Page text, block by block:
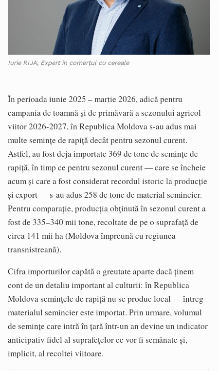
Iurie RIJA, Expert în comerțul cu cereale
În perioada iunie 2025 – martie 2026, adică pentru
campania de toamnă și de primăvară a sezonului agricol
viitor 2026-2027, în Republica Moldova s-au adus mai
multe semințe de rapiță decât pentru sezonul curent.
Astfel, au fost deja importate 369 de tone de semințe de
rapiță, în timp ce pentru sezonul curent — care se încheie
acum și care a fost considerat recordul istoric la producție
și export — s-au adus 258 de tone de material semincier.
Pentru comparație, producția obținută în sezonul curent a
fost de 335–340 mii tone, recoltate de pe o suprafață de
circa 141 mii ha (Moldova împreună cu regiunea
transnistreană).
Cifra importurilor capătă o greutate aparte dacă ținem
cont de un detaliu important al culturii: în Republica
Moldova semințele de rapiță nu se produc local — întreg
materialul semincier este importat. Prin urmare, volumul
de semințe care intră în țară într-un an devine un indicator
anticipativ fidel al suprafețelor ce vor fi semănate și,
implicit, al recoltei viitoare.